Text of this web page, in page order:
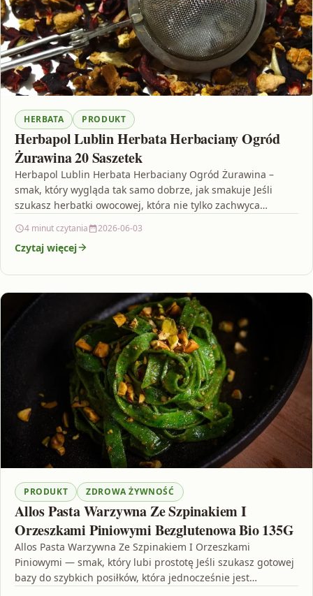
HERBATA PRODUKT
Herbapol Lublin Herbata Herbaciany Ogród
Żurawina 20 Saszetek
Herbapol Lublin Herbata Herbaciany Ogród Żurawina –
smak, który wygląda tak samo dobrze, jak smakuje Jeśli
szukasz herbatki owocowej, która nie tylko zachwyca
4 minut czytania 2026-06-03
Czytaj więcej
PRODUKT ZDROWA ŻYWNOŚĆ
Allos Pasta Warzywna Ze Szpinakiem I
Orzeszkami Piniowymi Bezglutenowa Bio 135G
Allos Pasta Warzywna Ze Szpinakiem I Orzeszkami
Piniowymi — smak, który lubi prostotę Jeśli szukasz gotowej
bazy do szybkich posiłków, która jednocześnie jest